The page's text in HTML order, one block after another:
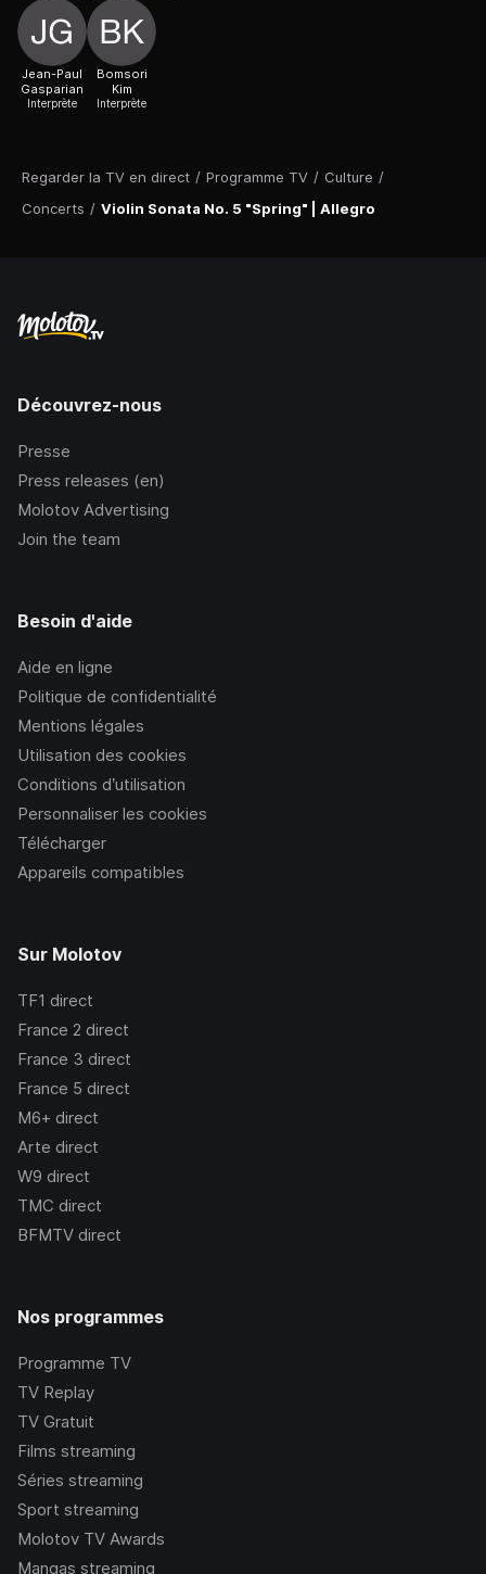
Regarder la TV en direct / Programme TV / Culture /
Concerts / Violin Sonata No. 5 "Spring" | Allegro
Jean-Paul
Gasparian
Interprète
Bomsori
Kim
Interprète
Découvrez-nous
Presse
Press releases (en)
Molotov Advertising
Join the team
Besoin d'aide
Aide en ligne
Politique de confidentialité
Mentions légales
Utilisation des cookies
Conditions d’utilisation
Personnaliser les cookies
Télécharger
Appareils compatibles
Sur Molotov
TF1 direct
France 2 direct
France 3 direct
France 5 direct
M6+ direct
Arte direct
W9 direct
TMC direct
BFMTV direct
Nos programmes
Programme TV
TV Replay
TV Gratuit
Films streaming
Séries streaming
Sport streaming
Molotov TV Awards
Mangas streaming